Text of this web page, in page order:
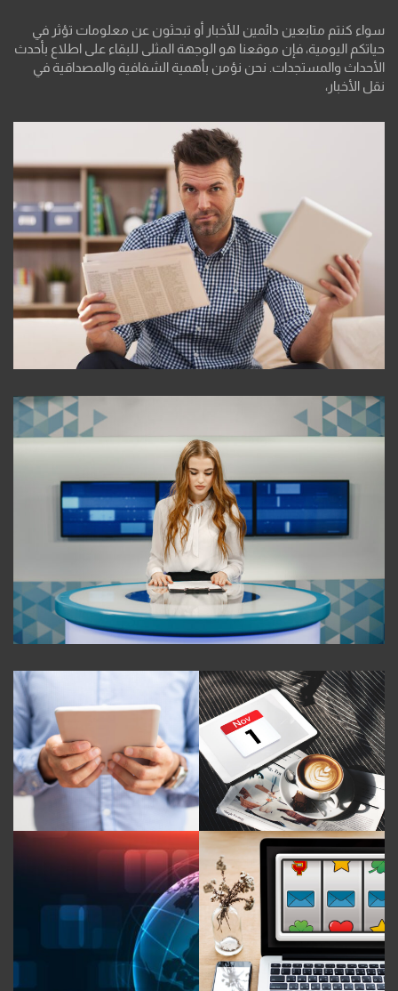
سواء كنتم متابعين دائمين للأخبار أو تبحثون عن معلومات تؤثر في
حياتكم اليومية، فإن موقعنا هو الوجهة المثلى للبقاء على اطلاع بأحدث
الأحداث والمستجدات. نحن نؤمن بأهمية الشفافية والمصداقية في
نقل الأخبار،